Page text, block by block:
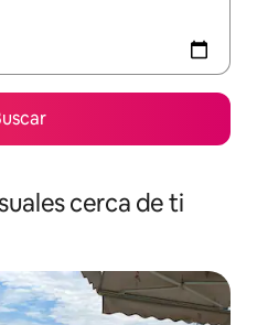
cerca de ti